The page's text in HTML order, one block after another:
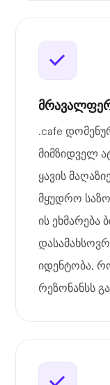
.cafe
მიმზიდველ
ყავის
მყუდრო
ის ეხმარება
იდენტობა,
რეზონანსს